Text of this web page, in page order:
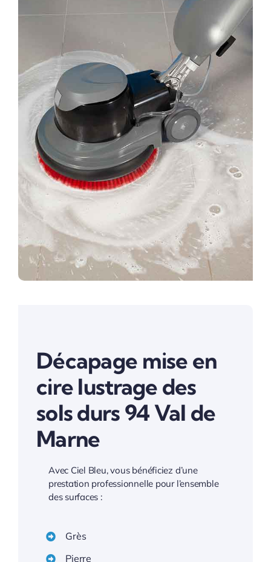
Décapage mise en
cire lustrage des
sols durs 94 Val de
Marne
Avec Ciel Bleu, vous bénéficiez d’une
prestation professionnelle pour l’ensemble
des surfaces :
Grès
Pierre